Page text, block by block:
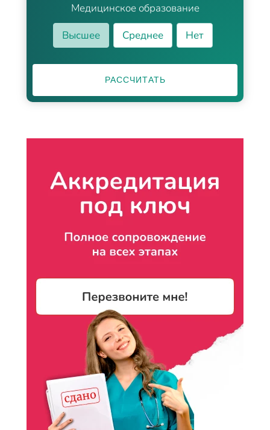
Медицинское образование
Высшее
Среднее Нет
РАССЧИТАТЬ